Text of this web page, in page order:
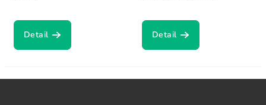
Detail Detail